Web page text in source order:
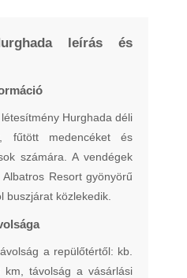
leírás és
Hurghada déli
fűtött medencéket és
számára. A vendégek
Resort gyönyörű
buszjárat közlekedik.
a repülőtértől: kb.
távolság a vásárlási